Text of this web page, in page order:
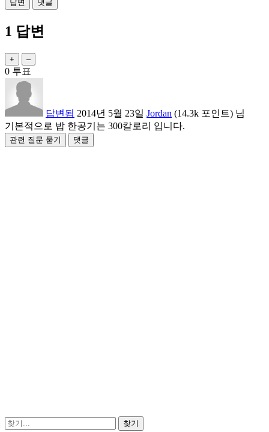
1 답변
0 투표
답변됨 2014년 5월 23일 Jordan (14.3k 포인트) 님
기본적으로 밥 한공기는 300칼로리 입니다.